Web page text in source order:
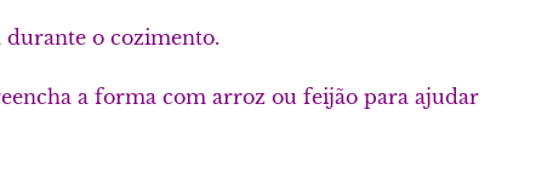
durante o cozimento.
a forma com arroz ou feijão para ajudar